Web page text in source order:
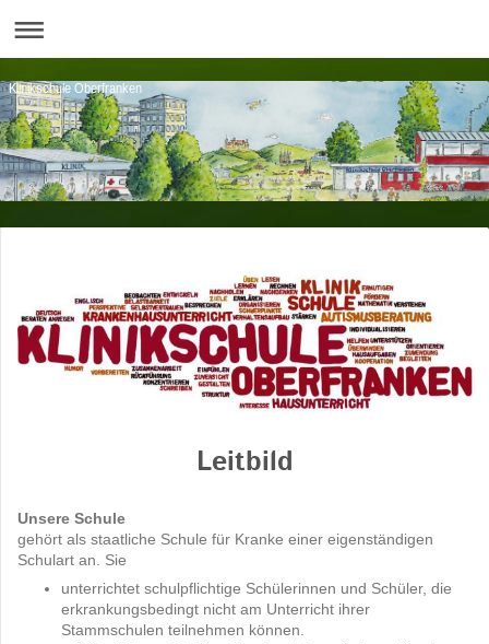
Klinikschule Oberfranken
Leitbild
Unsere Schule
gehört als staatliche Schule für Kranke einer eigenständigen
Schulart an. Sie
unterrichtet schulpflichtige Schülerinnen und Schüler, die
erkrankungsbedingt nicht am Unterricht ihrer
Stammschulen teilnehmen können.